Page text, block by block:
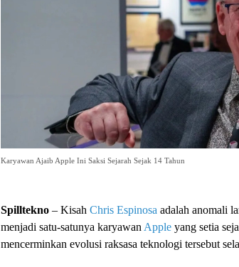
Karyawan Ajaib Apple Ini Saksi Sejarah Sejak 14 Tahun
Spilltekno – Kisah Chris Espinosa adalah anomali
menjadi satu-satunya karyawan Apple yang setia
mencerminkan evolusi raksasa teknologi tersebut